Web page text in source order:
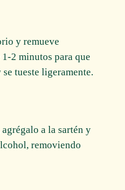
y remueve
2 minutos para que
tueste ligeramente.
a la sartén y
removiendo